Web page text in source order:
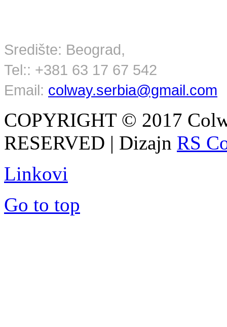
Središte: Beograd,
Tel:: +381 63 17 67 542
Email: colway.serbia@gmail.com
COPYRIGHT © 2017
RESERVED | Dizajn RS
Linkovi
Go to top